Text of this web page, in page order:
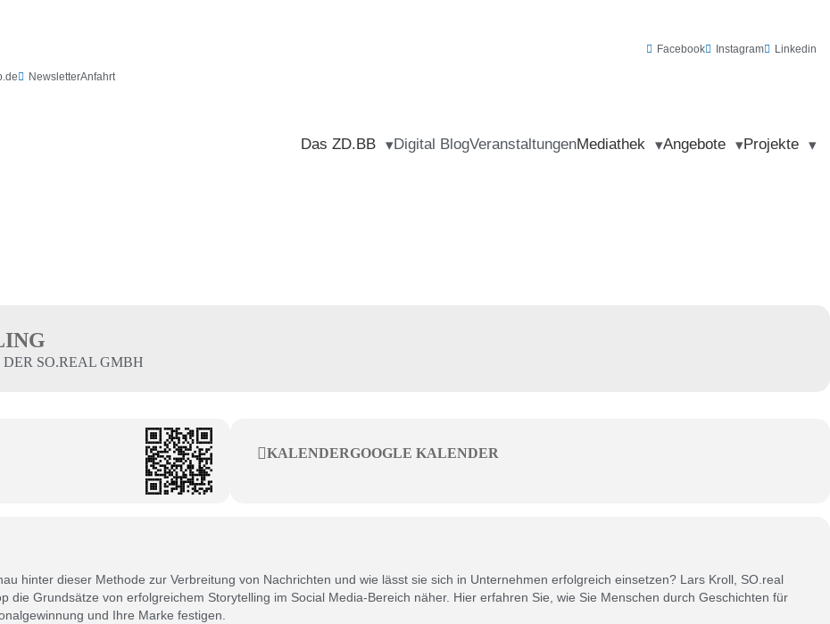
Facebook Instagram Linkedin
NewsletterAnfahrt
Das ZD.BB Digital BlogVeranstaltungenMediathek Angebote Projekte
SO.REAL GMBH
KALENDERGOOGLE KALENDER
hinter dieser Methode zur Verbreitung von Nachrichten und wie lässt sie sich in Unternehmen erfolgreich einsetzen? Lars Kroll, SO.real
die Grundsätze von erfolgreichem Storytelling im Social Media-Bereich näher. Hier erfahren Sie, wie Sie Menschen durch Geschichten für
und Ihre Marke festigen.